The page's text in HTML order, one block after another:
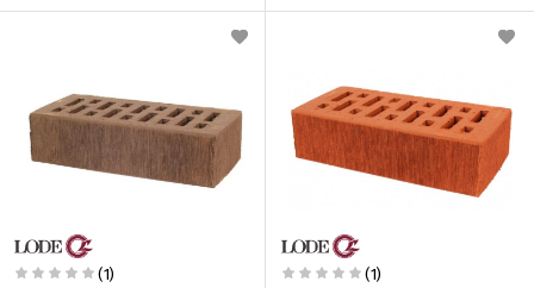
(1) (1)